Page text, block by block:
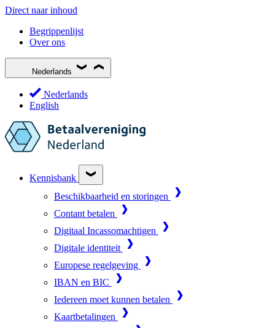
Direct naar inhoud
Begrippenlijst
Over ons
Nederlands
Nederlands
English
Kennisbank
Beschikbaarheid en storingen
Contant betalen
Digitaal Incassomachtigen
Digitale identiteit
Europese regelgeving
IBAN en BIC
Iedereen moet kunnen betalen
Kaartbetalingen